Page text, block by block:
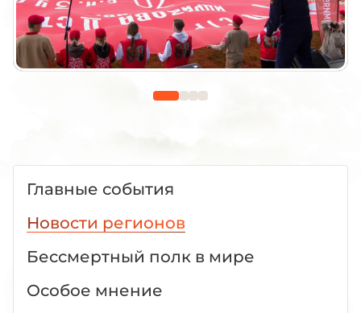
Главные события
Новости регионов
Бессмертный полк в мире
Особое мнение